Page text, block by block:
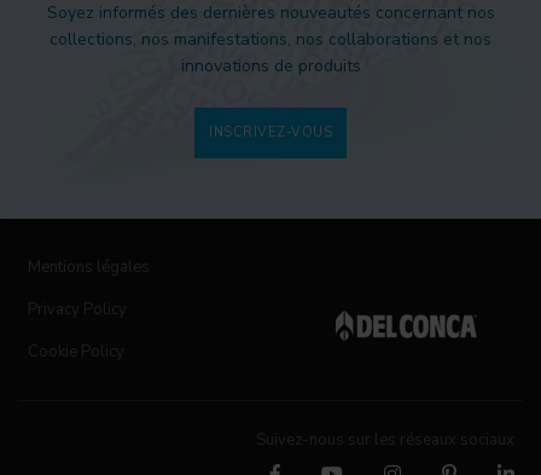
Soyez informés des dernières nouveautés concernant nos
collections, nos manifestations, nos collaborations et nos
innovations de produits
INSCRIVEZ-VOUS
Mentions légales
Privacy Policy
Cookie Policy
Suivez-nous sur les réseaux sociaux